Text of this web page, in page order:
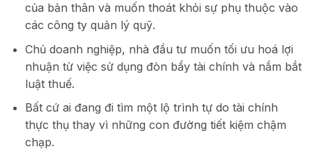
của bản thân và muốn thoát khỏi sự phụ thuộc vào
các công ty quản lý quỹ.
Chủ doanh nghiệp, nhà đầu tư muốn tối ưu hoá lợi
nhuận từ việc sử dụng đòn bẩy tài chính và nắm bắt
luật thuế.
Bất cứ ai đang đi tìm một lộ trình tự do tài chính
thực thụ thay vì những con đường tiết kiệm chậm
chạp.